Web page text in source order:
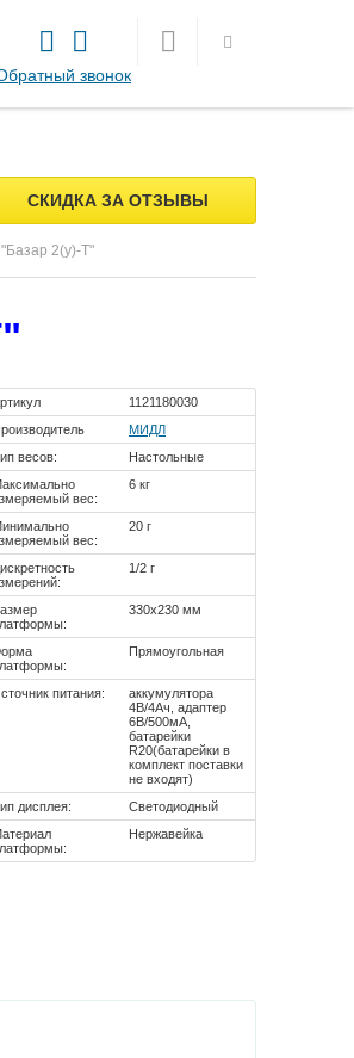
звонок
СКИДКА ЗА ОТЗЫВЫ
2(у)-Т"
1121180030
МИДЛ
весов:
Настольные
вес:
6 кг
вес:
20 г
1/2 г
330х230 мм
Прямоугольная
питания:
аккумулятора
4В/4Ач, адаптер
6В/500мА,
батарейки
R20(батарейки в
комплект поставки
не входят)
дисплея:
Светодиодный
Нержавейка